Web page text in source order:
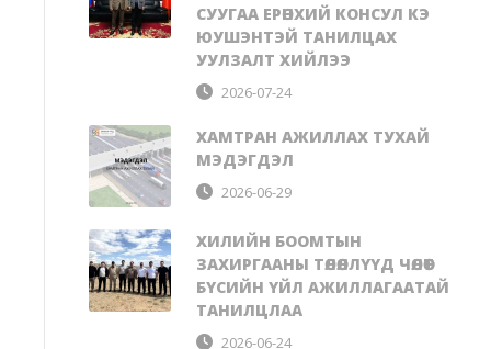
СУУГАА ЕРӨНХИЙ КОНСУЛ КЭ
ЮУШЭНТЭЙ ТАНИЛЦАХ
УУЛЗАЛТ ХИЙЛЭЭ
2026-07-24
ХАМТРАН АЖИЛЛАХ ТУХАЙ
МЭДЭГДЭЛ
2026-06-29
ХИЛИЙН БООМТЫН
ЗАХИРГААНЫ ТӨЛӨӨЛЛҮҮД ЧӨЛӨӨТ
БҮСИЙН ҮЙЛ АЖИЛЛАГААТАЙ
ТАНИЛЦЛАА
2026-06-24